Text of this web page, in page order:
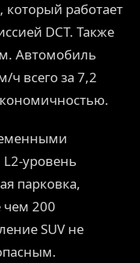
работает
DCT. Также
Автомобиль
ч всего за 7,2
уровень
парковка,
чем 200
SUV не